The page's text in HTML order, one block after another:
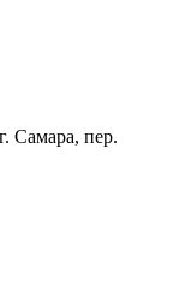
Самара, пер.